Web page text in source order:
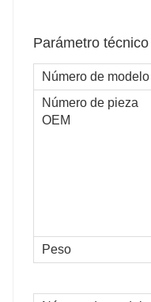
Parámetro técnico
Número de modelo
Número de pieza
OEM
Peso